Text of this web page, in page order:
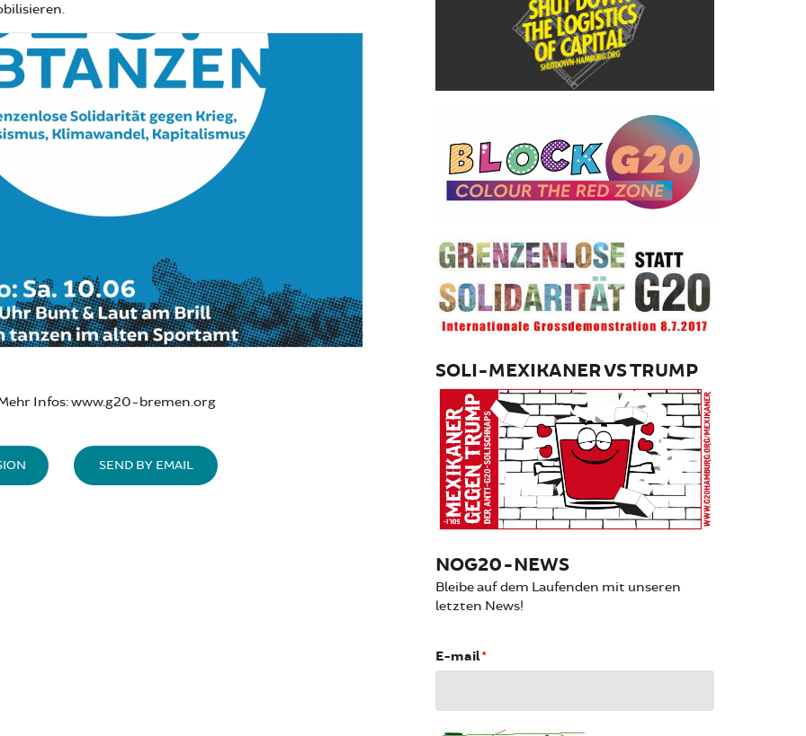
Infos: www.g20-bremen.org
SEND BY EMAIL
SOLI-MEXIKANER VS TRUMP
NOG20-NEWS
Bleibe auf dem Laufenden mit unseren
letzten News!
E-mail*